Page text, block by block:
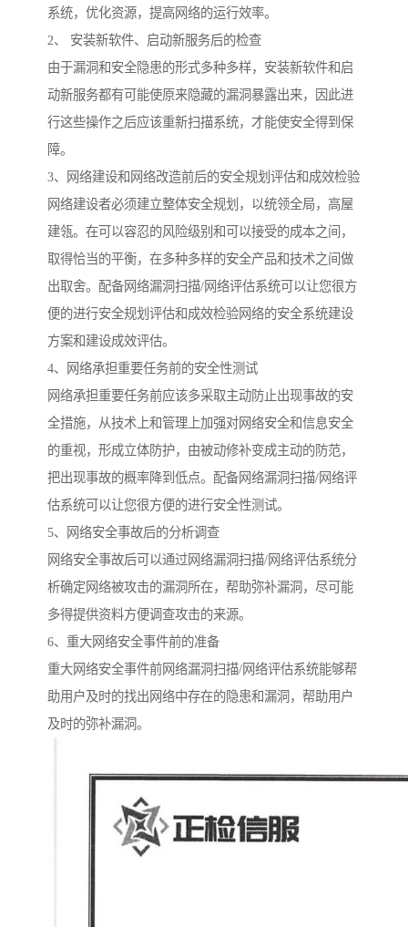
系统，优化资源，提高网络的运行效率。
2、 安装新软件、启动新服务后的检查
由于漏洞和安全隐患的形式多种多样，安装新软件和启
动新服务都有可能使原来隐藏的漏洞暴露出来，因此进
行这些操作之后应该重新扫描系统，才能使安全得到保
障。
3、网络建设和网络改造前后的安全规划评估和成效检验
网络建设者必须建立整体安全规划，以统领全局，高屋
建瓴。在可以容忍的风险级别和可以接受的成本之间，
取得恰当的平衡，在多种多样的安全产品和技术之间做
出取舍。配备网络漏洞扫描/网络评估系统可以让您很方
便的进行安全规划评估和成效检验网络的安全系统建设
方案和建设成效评估。
4、网络承担重要任务前的安全性测试
网络承担重要任务前应该多采取主动防止出现事故的安
全措施，从技术上和管理上加强对网络安全和信息安全
的重视，形成立体防护，由被动修补变成主动的防范，
把出现事故的概率降到低点。配备网络漏洞扫描/网络评
估系统可以让您很方便的进行安全性测试。
5、网络安全事故后的分析调查
网络安全事故后可以通过网络漏洞扫描/网络评估系统分
析确定网络被攻击的漏洞所在，帮助弥补漏洞，尽可能
多得提供资料方便调查攻击的来源。
6、重大网络安全事件前的准备
重大网络安全事件前网络漏洞扫描/网络评估系统能够帮
助用户及时的找出网络中存在的隐患和漏洞，帮助用户
及时的弥补漏洞。